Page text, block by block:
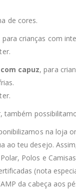
de cores.
para crianças com
capuz, para
também
na loja
ao teu desejo.
Polos e
(nota
da cabeça aos